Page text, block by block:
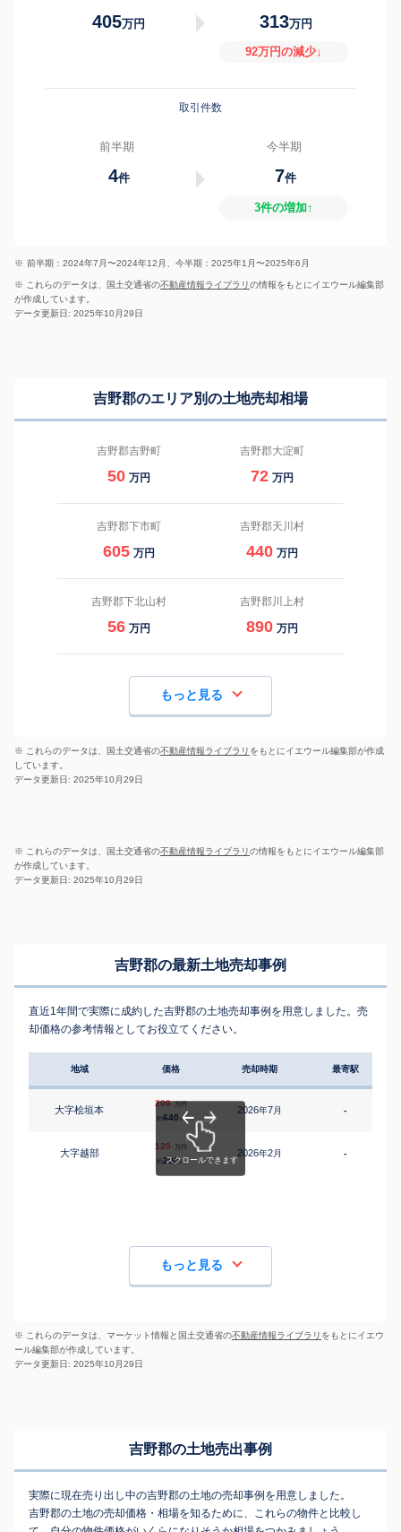
405万円 313万円
92万円の減少↓
取引件数
前半期
4件
今半期
7件
3件の増加↑
※ 前半期：2024年7月〜2024年12月、今半期：2025年1月〜2025年6月
※ これらのデータは、国土交通省の不動産情報ライブラリの情報をもとにイエウール編集部
が作成しています。
データ更新日: 2025年10月29日
吉野郡のエリア別の土地売却相場
吉野郡吉野町
50 万円
吉野郡大淀町
72 万円
吉野郡下市町
605 万円
吉野郡天川村
440 万円
吉野郡下北山村
56 万円
吉野郡川上村
890 万円
もっと見る
※ これらのデータは、国土交通省の不動産情報ライブラリ をもとにイエウール編集部が作成
しています。
データ更新日: 2025年10月29日
※ これらのデータは、国土交通省の不動産情報ライブラリの情報をもとにイエウール編集部
が作成しています。
データ更新日: 2025年10月29日
吉野郡の最新土地売却事例
直近1年間で実際に成約した吉野郡の土地売却事例を用意しました。売
却価格の参考情報としてお役立てください。
地域 価格 売却時期 最寄駅
大字桧垣本
200 万円
約640 ㎡
2026年7月 -
大字越部
120 万円
約200㎡
2026年2月 -
もっと見る
※ これらのデータは、マーケット情報と国土交通省の不動産情報ライブラリ をもとにイエウ
ール編集部が作成しています。
データ更新日: 2025年10月29日
吉野郡の土地売出事例
実際に現在売り出し中の吉野郡の土地の売却事例を用意しました。
吉野郡の土地の売却価格・相場を知るために、これらの物件と比較し